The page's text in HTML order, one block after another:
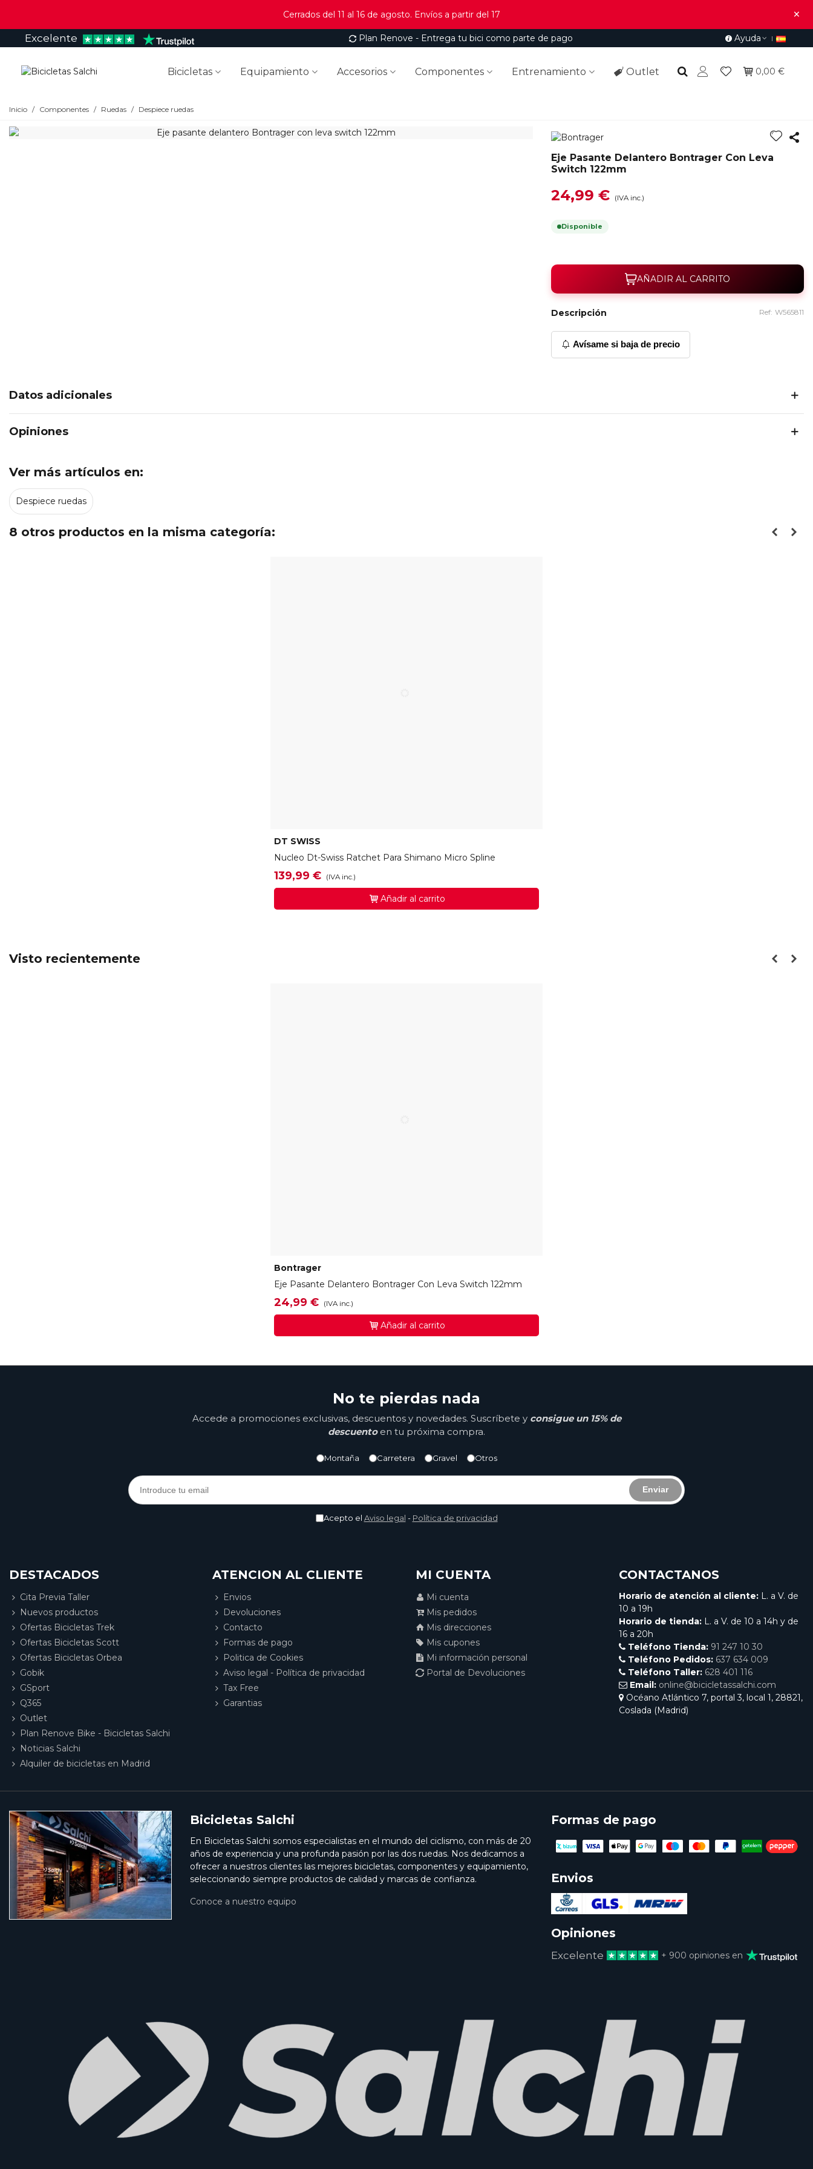
Cerrados del 11 al 16 de agosto. Envíos a partir del 17 ×
Excelente Plan Renove - Entrega tu bici como parte de pago Ayuda
Bicicletas Equipamiento Accesorios Componentes Entrenamiento Outlet 0,00 €
Inicio / Componentes / Ruedas / Despiece ruedas
Eje Pasante Delantero Bontrager Con Leva
Switch 122mm
24,99 € (IVA inc.)
Disponible
AÑADIR AL CARRITO
Descripción Ref: W565811
Avísame si baja de precio
Datos adicionales
Opiniones
Ver más artículos en:
Despiece ruedas
8 otros productos en la misma categoría:
DT SWISS
Nucleo Dt-Swiss Ratchet Para Shimano Micro Spline
139,99 € (IVA inc.)
Añadir al carrito
Visto recientemente
Bontrager
Eje Pasante Delantero Bontrager Con Leva Switch 122mm
24,99 € (IVA inc.)
Añadir al carrito
No te pierdas nada
Accede a promociones exclusivas, descuentos y novedades. Suscríbete y consigue un 15% de
descuentoen tu próxima compra.
Montaña Carretera Gravel Otros
Enviar
Acepto el Aviso legal - Política de privacidad
DESTACADOS
Cita Previa Taller
Nuevos productos
Ofertas Bicicletas Trek
Ofertas Bicicletas Scott
Ofertas Bicicletas Orbea
Gobik
GSport
Q365
Outlet
Plan Renove Bike - Bicicletas Salchi
Noticias Salchi
Alquiler de bicicletas en Madrid
ATENCION AL CLIENTE
Envios
Devoluciones
Contacto
Formas de pago
Politica de Cookies
Aviso legal - Política de privacidad
Tax Free
Garantias
MI CUENTA
Mi cuenta
Mis pedidos
Mis direcciones
Mis cupones
Mi información personal
Portal de Devoluciones
CONTACTANOS
Horario de atención al cliente: L. a V. de
10 a 19h
Horario de tienda: L. a V. de 10 a 14h y de
16 a 20h
Teléfono Tienda: 91 247 10 30
Teléfono Pedidos: 637 634 009
Teléfono Taller: 628 401 116
Email: online@bicicletassalchi.com
Océano Atlántico 7, portal 3, local 1, 28821,
Coslada (Madrid)
Bicicletas Salchi
En Bicicletas Salchi somos especialistas en el mundo del ciclismo, con más de 20
años de experiencia y una profunda pasión por las dos ruedas. Nos dedicamos a
ofrecer a nuestros clientes las mejores bicicletas, componentes y equipamiento,
seleccionando siempre productos de calidad y marcas de confianza.
Conoce a nuestro equipo
Formas de pago
Envios
Opiniones
Excelente + 900 opiniones en